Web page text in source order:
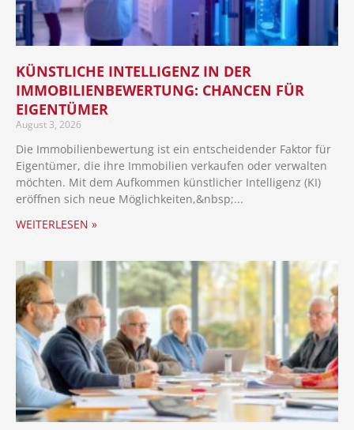
KÜNSTLICHE INTELLIGENZ IN DER
IMMOBILIENBEWERTUNG: CHANCEN FÜR
EIGENTÜMER
August 3, 2026
Die Immobilienbewertung ist ein entscheidender Faktor für
Eigentümer, die ihre Immobilien verkaufen oder verwalten
möchten. Mit dem Aufkommen künstlicher Intelligenz (KI)
eröffnen sich neue Möglichkeiten,
WEITERLESEN »